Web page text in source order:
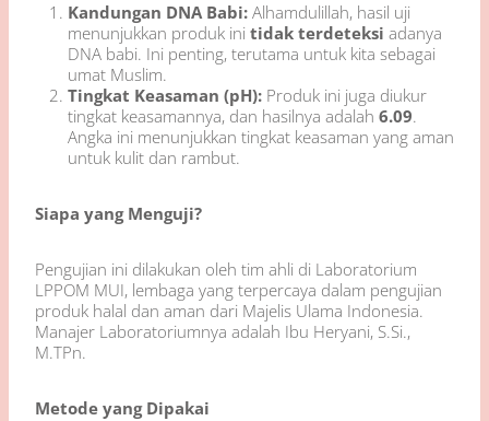
Kandungan DNA Babi: Alhamdulillah, hasil uji
menunjukkan produk ini tidak terdeteksi adanya
DNA babi. Ini penting, terutama untuk kita sebagai
umat Muslim.
Tingkat Keasaman (pH): Produk ini juga diukur
tingkat keasamannya, dan hasilnya adalah 6.09.
Angka ini menunjukkan tingkat keasaman yang aman
untuk kulit dan rambut.
Siapa yang Menguji?
Pengujian ini dilakukan oleh tim ahli di Laboratorium
LPPOM MUI, lembaga yang terpercaya dalam pengujian
produk halal dan aman dari Majelis Ulama Indonesia.
Manajer Laboratoriumnya adalah Ibu Heryani, S.Si.,
M.TPn.
Metode yang Dipakai